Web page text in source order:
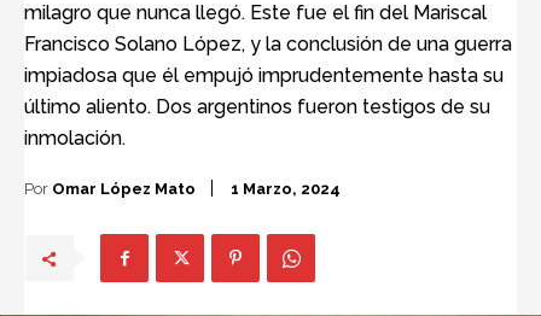
milagro que nunca llegó. Este fue el fin del Mariscal
Francisco Solano López, y la conclusión de una guerra
impiadosa que él empujó imprudentemente hasta su
último aliento. Dos argentinos fueron testigos de su
inmolación.
Por Omar López Mato 1 Marzo, 2024